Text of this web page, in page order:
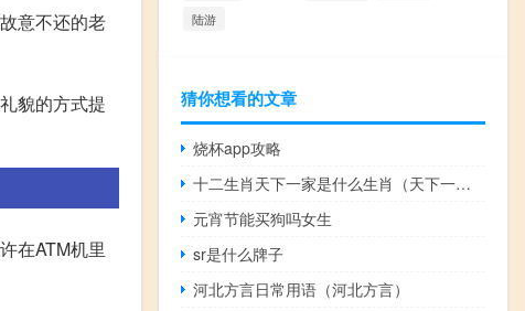
意不还的老
貌的方式提
在ATM机里
陆游
猜你想看的文章
烧杯app攻略
十二生肖天下一家是什么生肖（天下一家是什么生肖）
元宵节能买狗吗女生
sr是什么牌子
河北方言日常用语（河北方言）